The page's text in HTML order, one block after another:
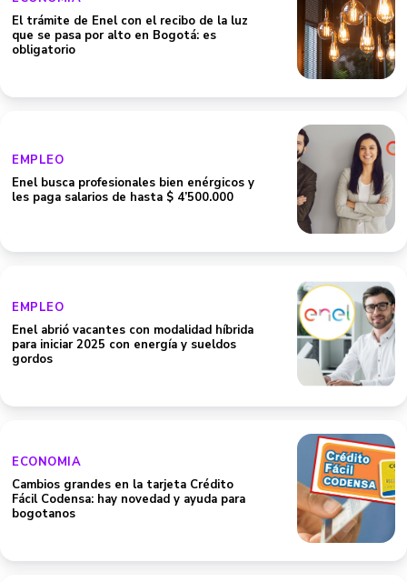
El trámite de Enel con el recibo de la luz
que se pasa por alto en Bogotá: es
obligatorio
EMPLEO
Enel busca profesionales bien enérgicos y
les paga salarios de hasta $ 4’500.000
EMPLEO
Enel abrió vacantes con modalidad híbrida
para iniciar 2025 con energía y sueldos
gordos
ECONOMIA
Cambios grandes en la tarjeta Crédito
Fácil Codensa: hay novedad y ayuda para
bogotanos